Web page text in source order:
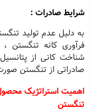
شرایط صادرات :
به دلیل عدم تولید
فرآوری کانه تنگستن
شناخت کانی از
صادراتی از تنگستن
اهمیت استراتژیک
تنگستن